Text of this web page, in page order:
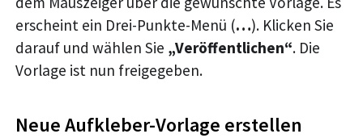
erscheint ein Drei-Punkte-Menü (…). Klicken Sie
darauf und wählen Sie „Veröffentlichen“. Die
Vorlage ist nun freigegeben.
Neue Aufkleber-Vorlage erstellen